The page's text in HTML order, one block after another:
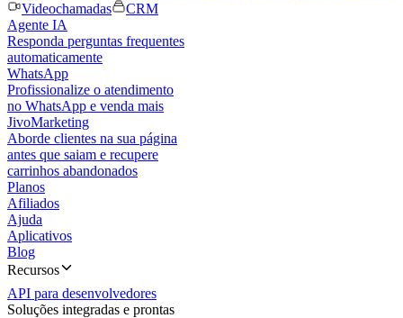
Videochamadas
CRM
Agente IA
Responda perguntas frequentes
automaticamente
WhatsApp
Profissionalize o atendimento
no WhatsApp e venda mais
JivoMarketing
Aborde clientes na sua página
antes que saiam e recupere
carrinhos abandonados
Planos
Afiliados
Ajuda
Aplicativos
Blog
Recursos
API para desenvolvedores
Soluções integradas e prontas